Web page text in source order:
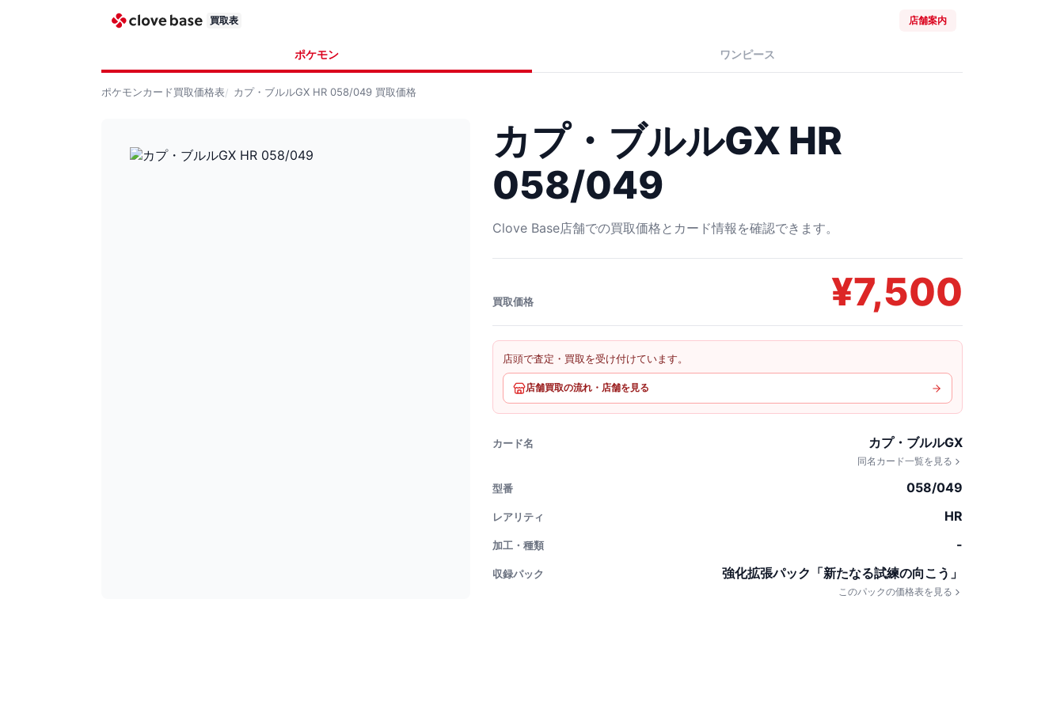
買取表 店舗案内
ポケモン ワンピース
ポケモンカード買取価格表 カプ・ブルルGX HR 058/049 買取価格
カプ・ブルルGX HR
058/049
Clove Base店舗での買取価格とカード情報を確認できます。
買取価格 ¥7,500
店頭で査定・買取を受け付けています。
店舗買取の流れ・店舗を見る
カード名 カプ・ブルルGX
同名カード一覧を見る
型番 058/049
レアリティ HR
加工・種類 -
収録パック 強化拡張パック「新たなる試練の向こう」
このパックの価格表を見る